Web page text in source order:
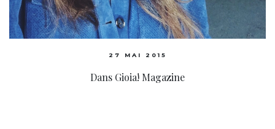
27 MAI 2015
Dans Gioia! Magazine